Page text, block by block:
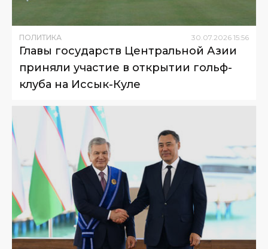
ПОЛИТИКА 30.07.2026 15:56
Главы государств Центральной Азии
приняли участие в открытии гольф-
клуба на Иссык-Куле